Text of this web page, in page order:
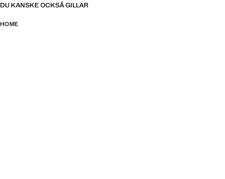
DU KANSKE OCKSÅ GILLAR
HOME